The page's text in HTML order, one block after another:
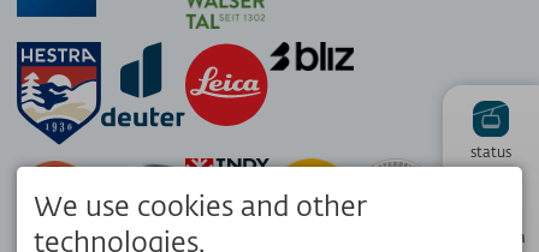
status
panorama
We use cookies and other
technologies.